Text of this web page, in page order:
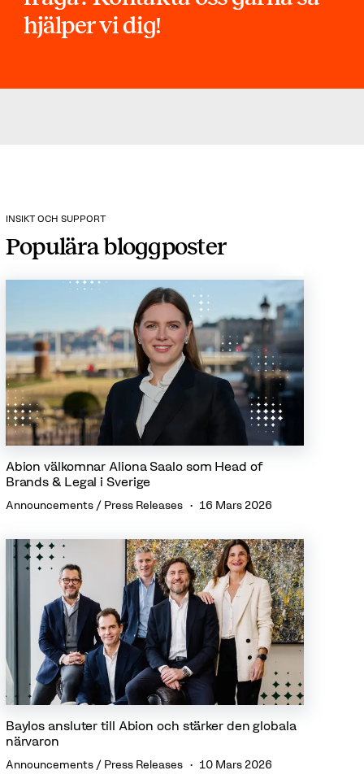
hjälper vi dig!
INSIKT OCH SUPPORT
Populära bloggposter
Abion välkomnar Aliona Saalo som Head of
Brands & Legal i Sverige
Announcements / Press Releases 16 Mars 2026
Baylos ansluter till Abion och stärker den globala
närvaron
Announcements / Press Releases 10 Mars 2026